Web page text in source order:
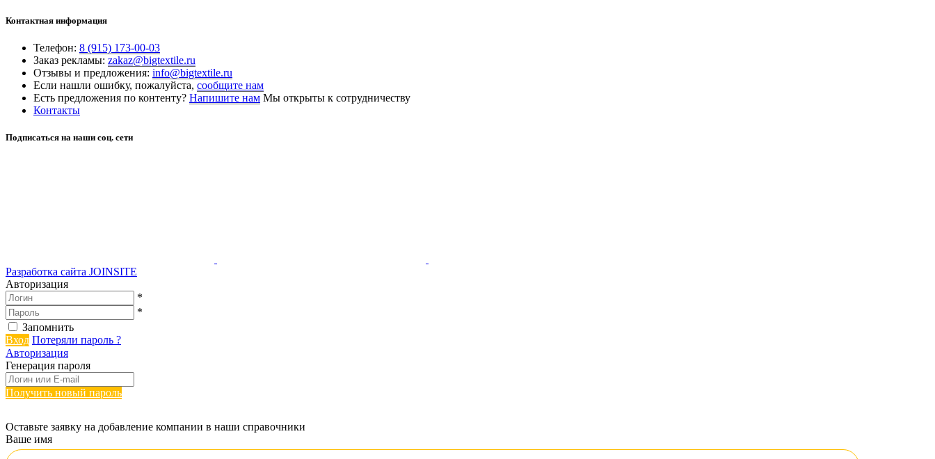
Контактная информация
Телефон: 8 (915) 173-00-03
Заказ рекламы: zakaz@bigtextile.ru
Отзывы и предложения: info@bigtextile.ru
Если нашли ошибку, пожалуйста, сообщите нам
Есть предложения по контенту? Напишите нам Мы открыты к сотрудничеству
Контакты
Подписаться на наши соц. сети
Разработка сайта JOINSITE
Авторизация
*
*
Запомнить
Вход Потеряли пароль ?
Авторизация
Генерация пароля
Получить новый пароль
Оставьте заявку на добавление компании в наши справочники
Ваше имя